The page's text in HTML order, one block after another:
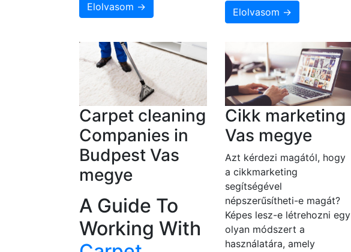
Elolvasom → Elolvasom →
Carpet cleaning
Companies in
Budpest Vas
megye
A Guide To
Working With
Cikk marketing
Vas megye
Azt kérdezi magától, hogy
a cikkmarketing
segítségével
népszerűsítheti-e magát?
Képes lesz-e létrehozni egy
olyan módszert a
használatára, amely